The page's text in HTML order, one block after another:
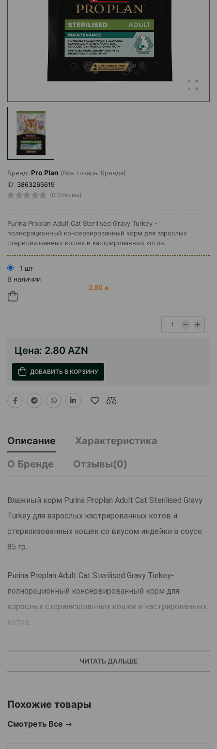
Бренд: Pro Plan (Все товары бренда)
ID: 3863265619
(0 Отзывы)
Purina Proplan Adult Cat Sterilised Gravy Turkey -
полнорационный консервированный корм для взрослых
стерилизованных кошек и кастрированных котов.
1 шт
В наличии
2.80 ₼
Цена: 2.80 AZN
ДОБАВИТЬ В КОРЗИНУ
Описание
Характеристика
О Бренде
Отзывы(0)
Влажный корм Purina Proplan Adult Cat Sterilised Gravy
Turkey для взрослых кастрированных котов и
стерилизованных кошек со вкусом индейки в соусе
85 гр.
Purina Proplan Adult Cat Sterilised Gravy Turkey-
полнорационный консервированный корм для
взрослых стерилизованных кошек и кастрированных
котов.
мочевыделительной системы стерилизованных
кошек и кастрированных котов.
придутся по душе Вашему гурману!
ЧИТАТЬ ДАЛЬШЕ
Похожие товары
Смотреть Все